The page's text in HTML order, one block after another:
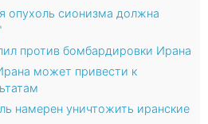
опухоль сионизма должна
против бомбардировки Ирана
может привести к
намерен уничтожить иранские